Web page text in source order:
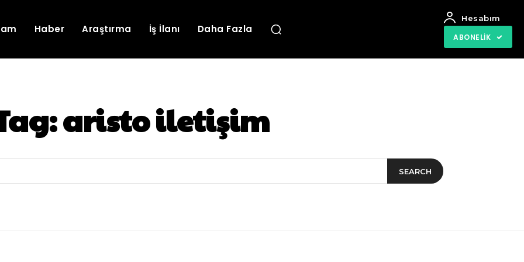
Haber Araştırma İş İlanı Daha Fazla
Hesabım
ABONELIK
aristo iletişim
SEARCH